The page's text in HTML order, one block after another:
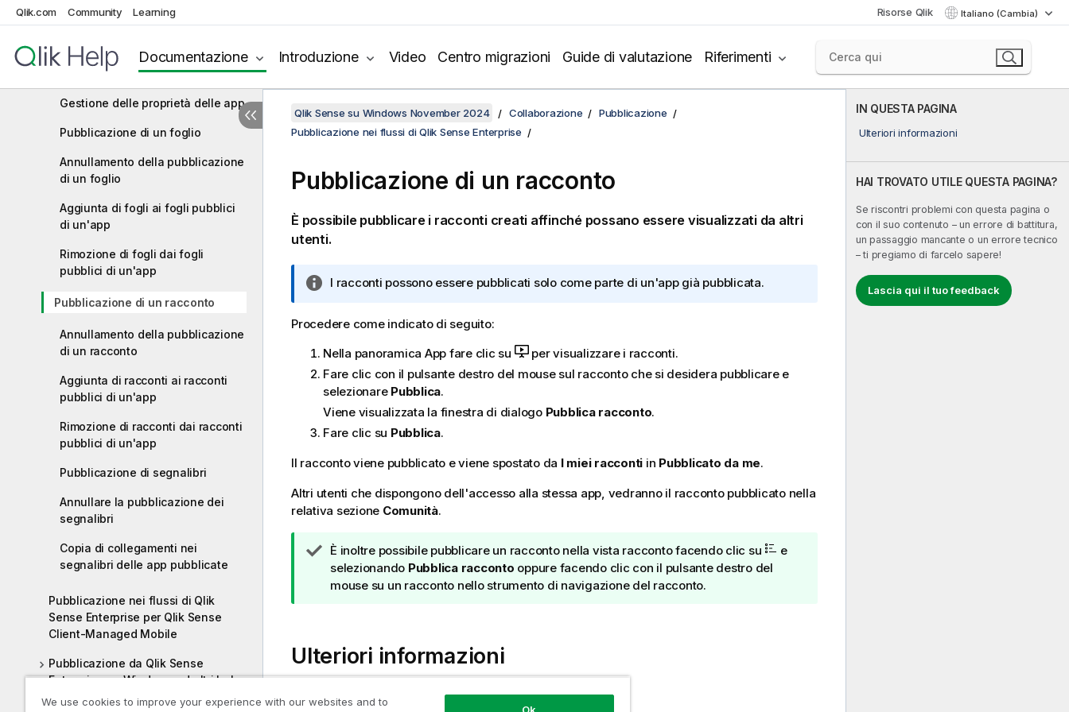
Qlik.com Community Learning Risorse Qlik Italiano (Cambia)
Documentazione Introduzione Video Centro migrazioni Guide di valutazione Riferimenti
Pubblicazione di un'app dall'hub
Nuova pubblicazione di un'app
Gestione delle proprietà delle app
Pubblicazione di un foglio
Annullamento della pubblicazione
di un foglio
Aggiunta di fogli ai fogli pubblici
di un'app
Rimozione di fogli dai fogli
pubblici di un'app
Pubblicazione di un racconto
Annullamento della pubblicazione
di un racconto
Aggiunta di racconti ai racconti
pubblici di un'app
Rimozione di racconti dai racconti
pubblici di un'app
Pubblicazione di segnalibri
Annullare la pubblicazione dei
segnalibri
Copia di collegamenti nei
segnalibri delle app pubblicate
Pubblicazione nei flussi di Qlik
Sense Enterprise per Qlik Sense
Client-Managed Mobile
Pubblicazione da Qlik Sense
Enterprise on Windows ad altri hub
Pubblicazione tre piattaforme Qlik
IN QUESTA PAGINA
Ulteriori informazioni
HAI TROVATO UTILE QUESTA PAGINA?
Se riscontri problemi con questa pagina o
con il suo contenuto – un errore di battitura,
un passaggio mancante o un errore tecnico
– ti pregiamo di farcelo sapere!
Lascia qui il tuo feedback
Qlik Sense su Windows November 2024 Collaborazione
Pubblicazione
Pubblicazione nei flussi di Qlik Sense Enterprise
Pubblicazione di un racconto
È possibile pubblicare i racconti creati affinché possano essere visualizzati da altri
utenti.
N
t
i
n
f
o
m
a
i
c
I racconti possono essere pubblicati solo come parte di un'app già pubblicata.
Procedere come indicato di seguito:
Nella panoramica App fare clic su
per visualizzare i racconti.
Fare clic con il pulsante destro del mouse sul racconto che si desidera pubblicare e
selezionare Pubblica.
Viene visualizzata la finestra di dialogo Pubblica racconto.
Fare clic su Pubblica.
Il racconto viene pubblicato e viene spostato da I miei racconti in Pubblicato da me.
Altri utenti che dispongono dell'accesso alla stessa app, vedranno il racconto pubblicato nella
relativa sezione Comunità.
N
o
t
s
u
g
È inoltre possibile pubblicare un racconto nella vista racconto facendo clic su
e
selezionando Pubblica racconto oppure facendo clic con il pulsante destro del
mouse su un racconto nello strumento di navigazione del racconto.
Ulteriori informazioni
Pubblicazione
We use cookies to improve your experience with our websites and to